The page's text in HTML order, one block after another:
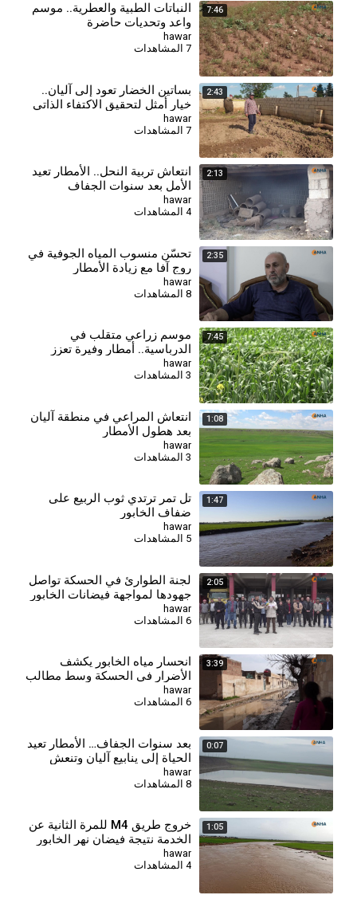
7:46
النباتات الطبية والعطرية.. موسم
واعد وتحديات حاضرة
hawar
7 المشاهدات
2:43
بساتين الخضار تعود إلى آليان..
خيار أمثل لتحقيق الاكتفاء الذاتي
hawar
7 المشاهدات
2:13
انتعاش تربية النحل.. الأمطار تعيد
الأمل بعد سنوات الجفاف
hawar
2:35
⁣تحسّن منسوب المياه الجوفية في
روج آفا مع زيادة الأمطار
hawar
7:45
موسم زراعي متقلب في
الدرباسية.. أمطار وفيرة تعزز
النمو وتفاقم مخاطر الآفات
hawar
3 المشاهدات
1:08
⁣انتعاش المراعي في منطقة آليان
بعد هطول الأمطار
hawar
3 المشاهدات
1:47
⁣تل تمر ترتدي ثوب الربيع على
ضفاف الخابور
hawar
5 المشاهدات
2:05
⁣لجنة الطوارئ في الحسكة تواصل
جهودها لمواجهة فيضانات الخابور
hawar
6 المشاهدات
3:39
⁣انحسار مياه الخابور يكشف
الأضرار في الحسكة وسط مطالب
بحلول جذرية
hawar
6 المشاهدات
0:07
بعد سنوات الجفاف… الأمطار تعيد
الحياة إلى ينابيع آليان وتنعش
سدّي جل آغا وذخيرة
hawar
8 المشاهدات
1:05
خروج طريق M4 للمرة الثانية عن
الخدمة نتيجة فيضان نهر الخابور
hawar